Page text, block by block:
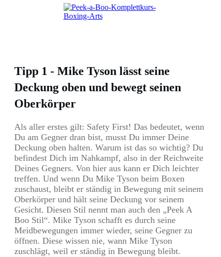
Tipp 1 - Mike Tyson lässt seine
Deckung oben und bewegt seinen
Oberkörper
Als aller erstes gilt: Safety First! Das bedeutet, wenn
Du am Gegner dran bist, musst Du immer Deine
Deckung oben halten. Warum ist das so wichtig? Du
befindest Dich im Nahkampf, also in der Reichweite
Deines Gegners. Von hier aus kann er Dich leichter
treffen. Und wenn Du Mike Tyson beim Boxen
zuschaust, bleibt er ständig in Bewegung mit seinem
Oberkörper und hält seine Deckung vor seinem
Gesicht. Diesen Stil nennt man auch den „Peek A
Boo Stil“. Mike Tyson schafft es durch seine
Meidbewegungen immer wieder, seine Gegner zu
öffnen. Diese wissen nie, wann Mike Tyson
zuschlägt, weil er ständig in Bewegung bleibt.